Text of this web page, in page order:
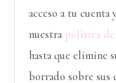
acceso a tu
nuestra política
hasta que elimine
borrado sobre sus